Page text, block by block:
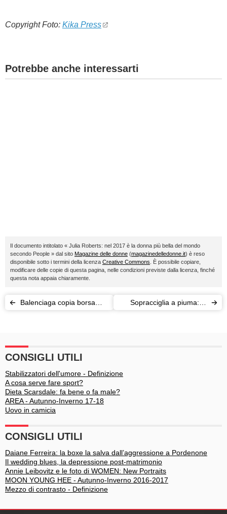
Copyright Foto: Kika Press
Potrebbe anche interessarti
Il documento intitolato « Julia Roberts: nel 2017 è la donna più bella del mondo
secondo People » dal sito Magazine delle donne (magazinedelledonne.it) è reso
disponibile sotto i termini della licenza Creative Commons . È possibile copiare,
modificare delle copie di questa pagina, nelle condizioni previste dalla licenza, finché
questa nota appaia chiaramente.
Balenciaga copia borsa
Sopracciglia a piuma: la
CONSIGLI UTILI
Stabilizzatori dell'umore - Definizione
A cosa serve fare sport?
Dieta Scarsdale: fa bene o fa male?
AREA - Autunno-Inverno 17-18
Uovo in camicia
CONSIGLI UTILI
Daiane Ferreira: la boxe la salva dall’aggressione a Pordenone
Il wedding blues, la depressione post-matrimonio
Annie Leibovitz e le foto di WOMEN: New Portraits
MOON YOUNG HEE - Autunno-Inverno 2016-2017
Mezzo di contrasto - Definizione